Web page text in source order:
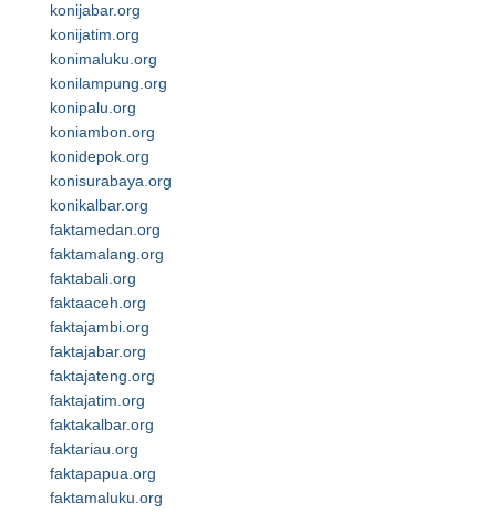
konijabar.org
konijatim.org
konimaluku.org
konilampung.org
konipalu.org
koniambon.org
konidepok.org
konisurabaya.org
konikalbar.org
faktamedan.org
faktamalang.org
faktabali.org
faktaaceh.org
faktajambi.org
faktajabar.org
faktajateng.org
faktajatim.org
faktakalbar.org
faktariau.org
faktapapua.org
faktamaluku.org